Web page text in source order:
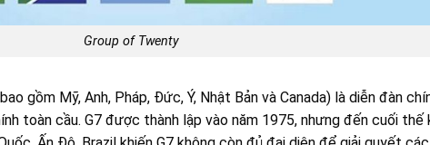
Group of Twenty
gồm Mỹ, Anh, Pháp, Đức, Ý, Nhật Bản và Canada) là diễn đàn
toàn cầu. G7 được thành lập vào năm 1975, nhưng đến cuối thế